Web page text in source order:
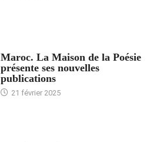
Maroc. La Maison de la Poésie
présente ses nouvelles
publications
21 février 2025